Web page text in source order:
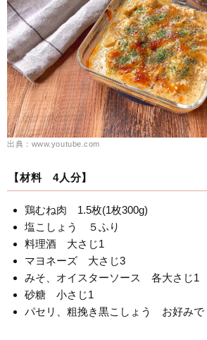
出典：www.youtube.com
【材料 4人分】
鶏むね肉 1.5枚(1枚300g)
塩こしょう ５ふり
料理酒 大さじ1
マヨネーズ 大さじ3
みそ、オイスターソース 各大さじ1
砂糖 小さじ1
パセリ、粗挽き黒こしょう お好みで